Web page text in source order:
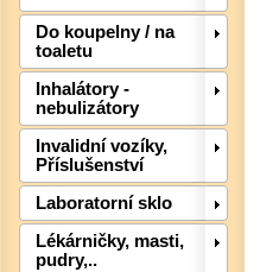
Do koupelny / na
toaletu
Inhalátory -
nebulizátory
Invalidní vozíky,
Příslušenství
Laboratorní sklo
Lékárničky, masti,
pudry,..